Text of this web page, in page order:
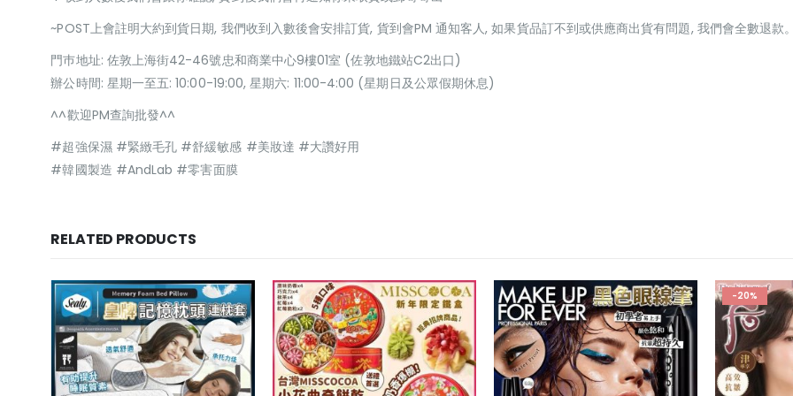
~POST上會註明大約到貨日期, 我們收到入數後會安排訂貨, 貨到會PM 通知客人, 如果貨品訂不到或供應商出貨有問題, 我們會全數退款
門巿地址: 佐敦上海街42-46號忠和商業中心9樓01室 (佐敦地鐵站C2出口)
辦公時間: 星期一至五: 10:00-19:00, 星期六: 11:00-4:00 (星期日及公眾假期休息)
^^歡迎PM查詢批發^^
#超強保濕 #緊緻毛孔 #舒緩敏感 #美妝達 #大讚好用
#韓國製造 #AndLab #零害面膜
RELATED PRODUCTS
-20%